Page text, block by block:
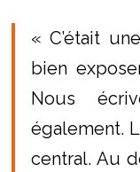
« C’était
bien
Nous
également.
central. Au